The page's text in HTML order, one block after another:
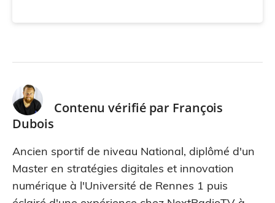
Contenu vérifié par François
Dubois
Ancien sportif de niveau National, diplômé d'un
Master en stratégies digitales et innovation
numérique à l'Université de Rennes 1 puis